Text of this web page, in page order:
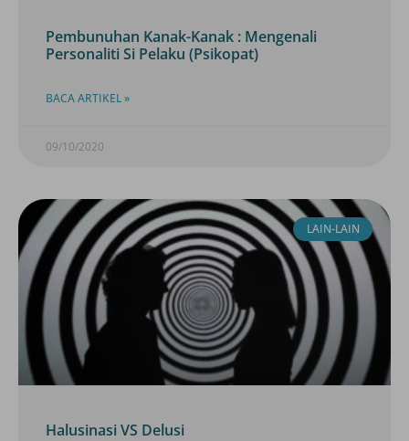
Pembunuhan Kanak-Kanak : Mengenali
Personaliti Si Pelaku (Psikopat)
BACA ARTIKEL »
09/10/2020
LAIN-LAIN
Halusinasi VS Delusi